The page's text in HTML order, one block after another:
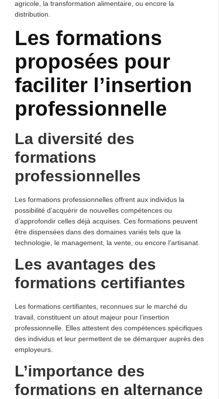
agricole, la transformation alimentaire, ou encore la
distribution.
Les formations
proposées pour
faciliter l’insertion
professionnelle
La diversité des
formations
professionnelles
Les formations professionnelles offrent aux individus la
possibilité d’acquérir de nouvelles compétences ou
d’approfondir celles déjà acquises. Ces formations peuvent
être dispensées dans des domaines variés tels que la
technologie, le management, la vente, ou encore l’artisanat.
Les avantages des
formations certifiantes
Les formations certifiantes, reconnues sur le marché du
travail, constituent un atout majeur pour l’insertion
professionnelle. Elles attestent des compétences spécifiques
des individus et leur permettent de se démarquer auprès des
employeurs.
L’importance des
formations en alternance